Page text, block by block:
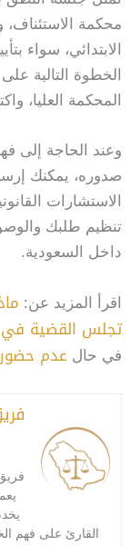
محكمة الاستئناف،
الابتدائي، سواء
الخطوة التالية
المحكمة العليا،
وعند الحاجة إلى
صدوره، يمكنك
الاستشارات
تنظيم طلبك
داخل السعودية.
اقرأ المزيد عن:
تجلس القضية في
في حال عدم
القارئ على فهم